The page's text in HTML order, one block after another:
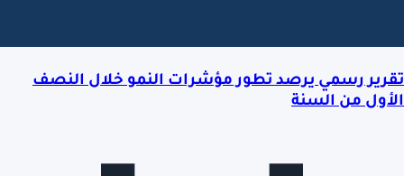
تقرير رسمي يرصد تطور مؤشرات النمو خلال النصف
الأول من السنة